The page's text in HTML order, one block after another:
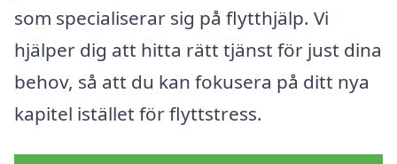
som specialiserar sig på flytthjälp. Vi
hjälper dig att hitta rätt tjänst för just dina
behov, så att du kan fokusera på ditt nya
kapitel istället för flyttstress.